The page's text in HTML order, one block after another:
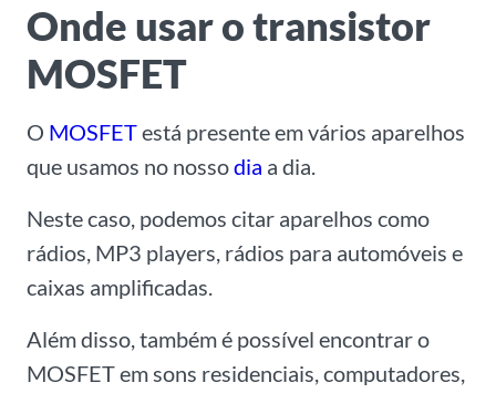
Onde usar o transistor
MOSFET
O MOSFETestá presente em vários aparelhos
que usamos no nossodia a dia.
Neste caso, podemos citar aparelhos como
rádios, MP3 players, rádios para automóveis e
caixas amplificadas.
Além disso, também é possível encontrar o
MOSFET em sons residenciais, computadores,